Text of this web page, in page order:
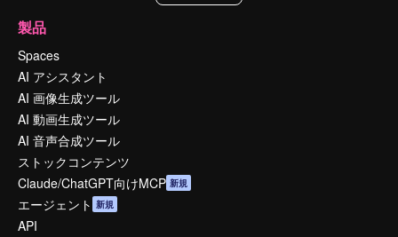
製品
Spaces
AI アシスタント
AI 画像生成ツール
AI 動画生成ツール
AI 音声合成ツール
ストックコンテンツ
Claude/ChatGPT向けMCP 新規
エージェント 新規
API